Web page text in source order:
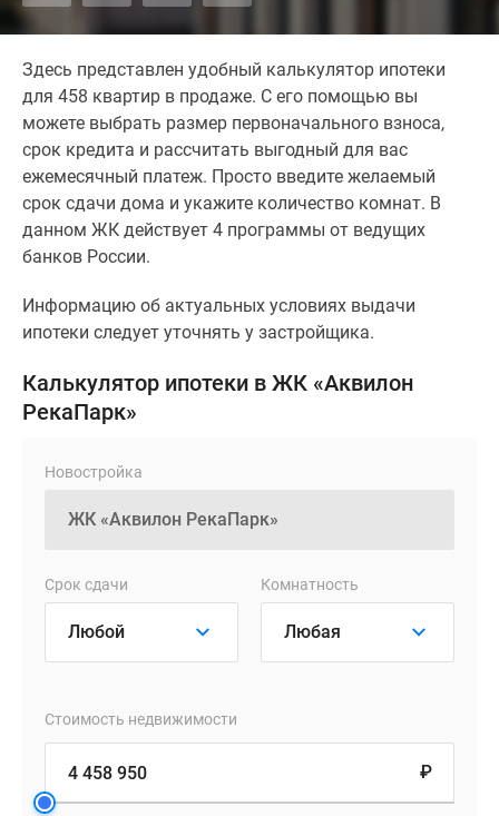
Здесь представлен удобный калькулятор ипотеки
для 458 квартир в продаже. С его помощью вы
можете выбрать размер первоначального взноса,
срок кредита и рассчитать выгодный для вас
ежемесячный платеж. Просто введите желаемый
срок сдачи дома и укажите количество комнат. В
данном ЖК действует 4 программы от ведущих
банков России.
Информацию об актуальных условиях выдачи
ипотеки следует уточнять у застройщика.
Калькулятор ипотеки в ЖК «Аквилон
РекаПарк»
Новостройка
Срок сдачи Комнатность
Стоимость недвижимости
₽